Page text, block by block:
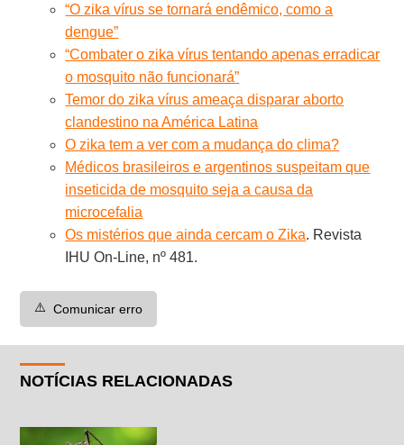
“O zika vírus se tornará endêmico, como a
dengue”
“Combater o zika vírus tentando apenas erradicar
o mosquito não funcionará”
Temor do zika vírus ameaça disparar aborto
clandestino na América Latina
O zika tem a ver com a mudança do clima?
Médicos brasileiros e argentinos suspeitam que
inseticida de mosquito seja a causa da
microcefalia
Os mistérios que ainda cercam o Zika. Revista
IHU On-Line, nº 481.
⚠️ Comunicar erro
NOTÍCIAS RELACIONADAS